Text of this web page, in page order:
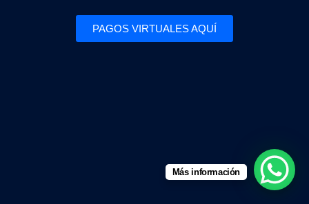
PAGOS VIRTUALES AQUÍ
Más información